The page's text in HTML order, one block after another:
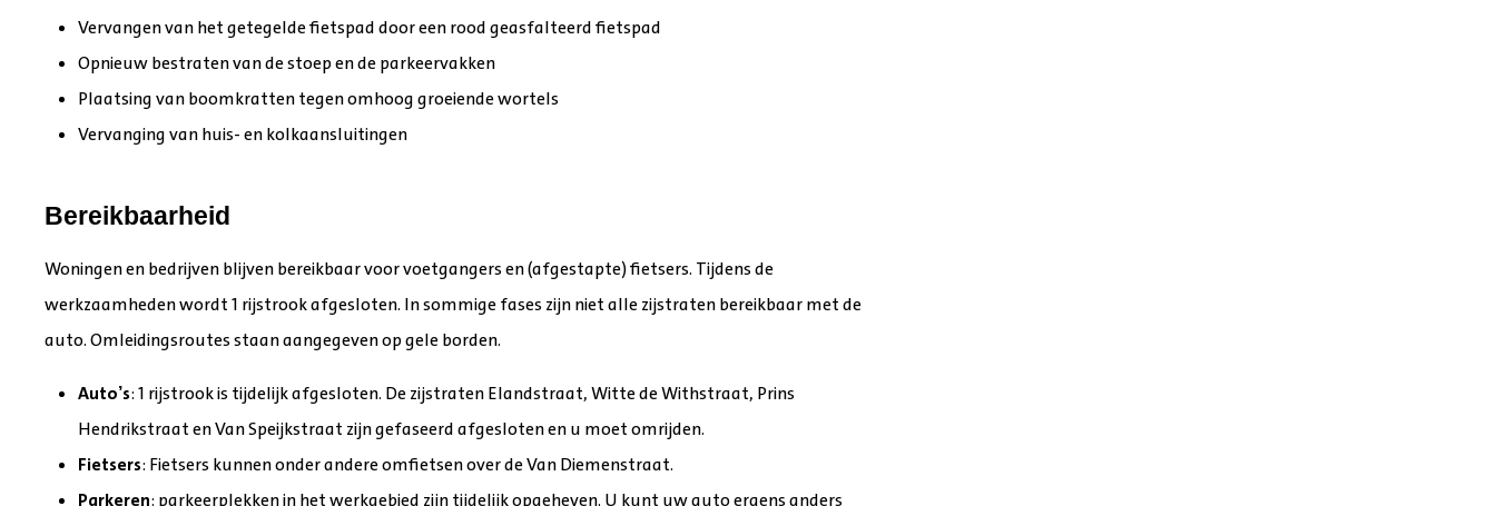
Vervangen van het getegelde fietspad door een rood geasfalteerd fietspad
Opnieuw bestraten van de stoep en de parkeervakken
Plaatsing van boomkratten tegen omhoog groeiende wortels
Vervanging van huis- en kolkaansluitingen
Bereikbaarheid
Woningen en bedrijven blijven bereikbaar voor voetgangers en (afgestapte) fietsers. Tijdens de
werkzaamheden wordt 1 rijstrook afgesloten. In sommige fases zijn niet alle zijstraten bereikbaar met de
auto. Omleidingsroutes staan aangegeven op gele borden.
Auto’s: 1 rĳstrook is tĳdelĳk afgesloten. De zijstraten Elandstraat, Witte de Withstraat, Prins
Hendrikstraat en Van Speĳkstraat zijn gefaseerd afgesloten en u moet omrĳden.
Fietsers: Fietsers kunnen onder andere omfietsen over de Van Diemenstraat.
Parkeren: parkeerplekken in het werkgebied zĳn tĳdelĳk opgeheven. U kunt uw auto ergens anders